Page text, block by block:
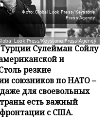
Фото: Global Look Press/Keystone
Press Agency
Эрдогана и
Сулейман Сойлу
и
резкие
союзников по НАТО –
для своевольных
есть важный
с США.